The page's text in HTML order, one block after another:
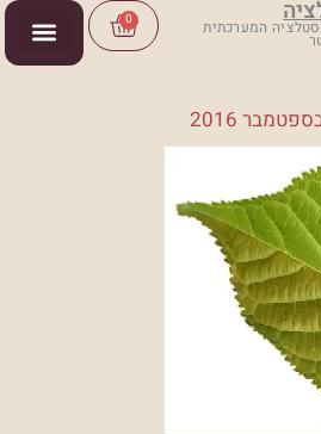
המערכתית 0
Cart